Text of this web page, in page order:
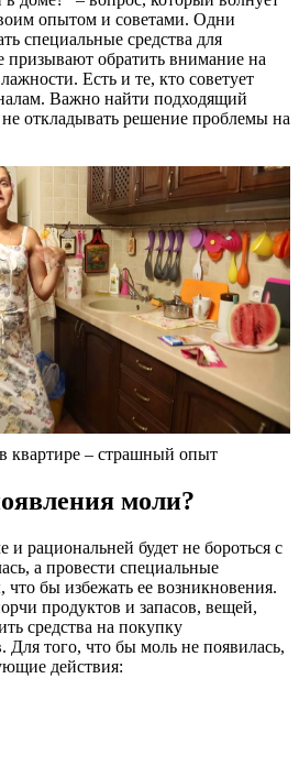
опытом и советами. Одни
специальные средства для
призывают обратить внимание на
Есть и те, кто советует
Важно найти подходящий
откладывать решение проблемы на
квартире – страшный опыт
моли?
и рациональней будет не бороться с
а провести специальные
бы избежать ее возникновения.
продуктов и запасов, вещей,
средства на покупку
того, что бы моль не появилась,
действия: